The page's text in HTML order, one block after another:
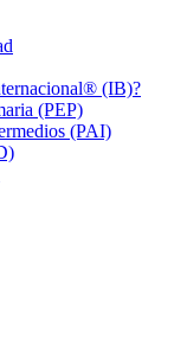
(IB)?
(PEP)
(PAI)